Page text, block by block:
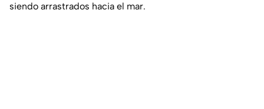
siendo arrastrados hacia el mar.